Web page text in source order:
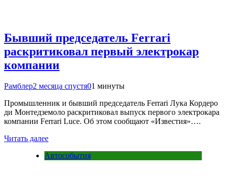
Бывший председатель Ferrari
раскритиковал первый электрокар
компании
Рамблер2 месяца спустя01 минуты
Промышленник и бывший председатель Ferrari Лука Кордеро
ди Монтедземоло раскритиковал выпуск первого электрокара
компании Ferrari Luce. Об этом сообщают «Известия»….
Читать далее
Автособытия